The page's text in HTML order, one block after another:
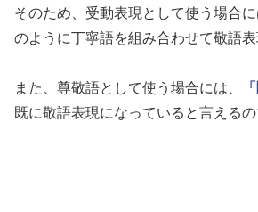
そのため、受動表現として使う場合に
のように丁寧語を組み合わせて敬語表
また、尊敬語として使う場合には、
既に敬語表現になっていると言えるの